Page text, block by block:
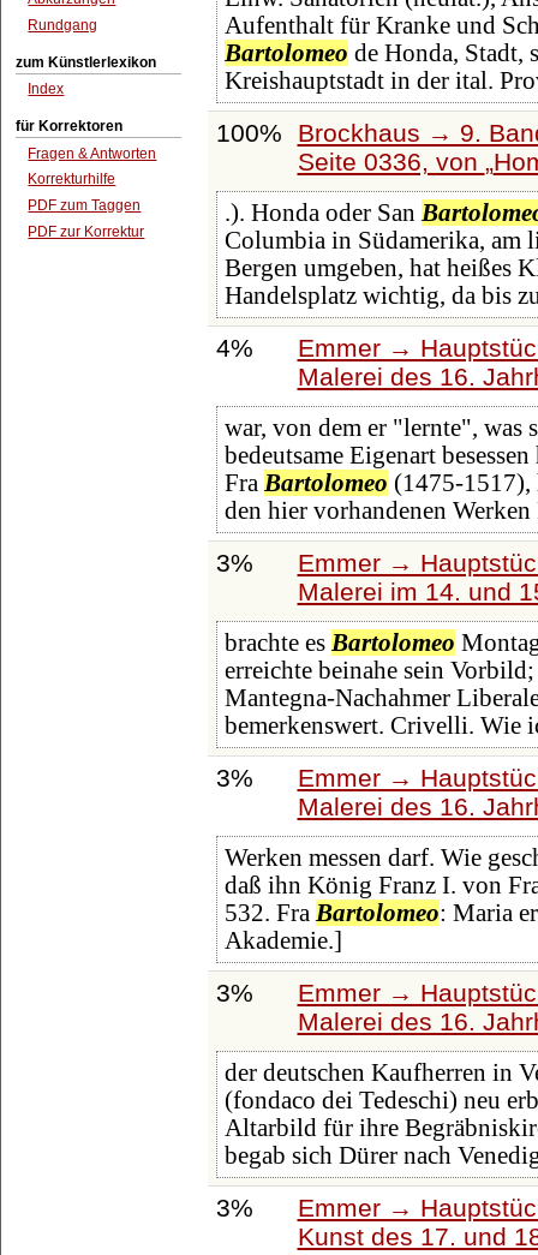
Rundgang
zum Künstlerlexikon
Index
für Korrektoren
Fragen & Antworten
Korrekturhilfe
PDF zum Taggen
PDF zur Korrektur
Aufenthalt für Kranke und
Bartolomeo de Honda, Stadt,
Kreishauptstadt in der ital.
100%
Brockhaus → 9.
Seite 0336, von
.). Honda oder San
Columbia in Südamerika, am
Bergen umgeben, hat heißes
Handelsplatz wichtig, da bis
4%
Emmer →
Malerei des 16.
war, von dem er "lernte", was
bedeutsame Eigenart
Fra Bartolomeo (1475-1517),
den hier vorhandenen
3%
Emmer →
Malerei im 14. und
brachte es Bartolomeo
erreichte beinahe sein
Mantegna-Nachahmer
bemerkenswert. Crivelli. Wie
3%
Emmer →
Malerei des 16.
Werken messen darf. Wie
daß ihn König Franz I. von
532. Fra Bartolomeo: Maria
Akademie.]
3%
Emmer →
Malerei des 16.
der deutschen Kaufherren in
(fondaco dei Tedeschi) neu
Altarbild für ihre
begab sich Dürer nach
3%
Emmer →
Kunst des 17. und